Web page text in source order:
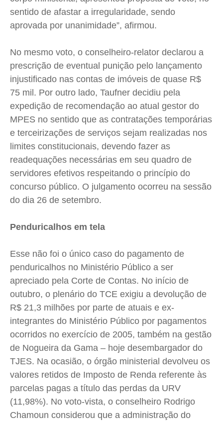
sentido de afastar a irregularidade, sendo
aprovada por unanimidade”, afirmou.
No mesmo voto, o conselheiro-relator declarou a
prescrição de eventual punição pelo lançamento
injustificado nas contas de imóveis de quase R$
75 mil. Por outro lado, Taufner decidiu pela
expedição de recomendação ao atual gestor do
MPES no sentido que as contratações temporárias
e terceirizações de serviços sejam realizadas nos
limites constitucionais, devendo fazer as
readequações necessárias em seu quadro de
servidores efetivos respeitando o princípio do
concurso público. O julgamento ocorreu na sessão
do dia 26 de setembro.
Penduricalhos em tela
Esse não foi o único caso do pagamento de
penduricalhos no Ministério Público a ser
apreciado pela Corte de Contas. No início de
outubro, o plenário do TCE exigiu a devolução de
R$ 21,3 milhões por parte de atuais e ex-
integrantes do Ministério Público por pagamentos
ocorridos no exercício de 2005, também na gestão
de Nogueira da Gama – hoje desembargador do
TJES. Na ocasião, o órgão ministerial devolveu os
valores retidos de Imposto de Renda referente às
parcelas pagas a título das perdas da URV
(11,98%). No voto-vista, o conselheiro Rodrigo
Chamoun considerou que a administração do